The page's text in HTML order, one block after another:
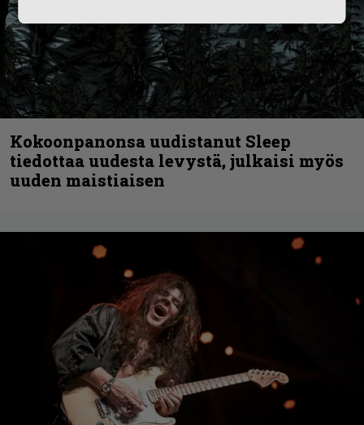
Kokoonpanonsa uudistanut Sleep
tiedottaa uudesta levystä, julkaisi myös
uuden maistiaisen